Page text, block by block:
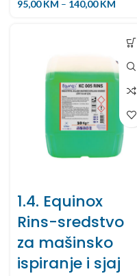
95,00KM – 140,00KM
1.4. Equinox
Rins-sredstvo
za mašinsko
ispiranje i sjaj